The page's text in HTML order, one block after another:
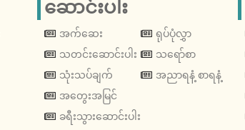
ဆောင်းပါး
အက်ဆေး
သတင်းဆောင်းပါး
သုံးသပ်ချက်
အတွေးအမြင်
ခရီးသွားဆောင်းပါး
ရုပ်ပုံလွှာ
သရော်စာ
အညာရနံ့ စာရနံ့